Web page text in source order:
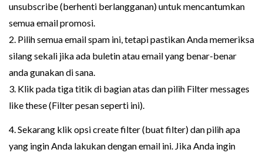
unsubscribe (berhenti berlangganan) untuk mencantumkan
semua email promosi.
2. Pilih semua email spam ini, tetapi pastikan Anda memeriksa
silang sekali jika ada buletin atau email yang benar-benar
anda gunakan di sana.
3. Klik pada tiga titik di bagian atas dan pilih Filter messages
like these (Filter pesan seperti ini).
4. Sekarang klik opsi create filter (buat filter) dan pilih apa
yang ingin Anda lakukan dengan email ini. Jika Anda ingin